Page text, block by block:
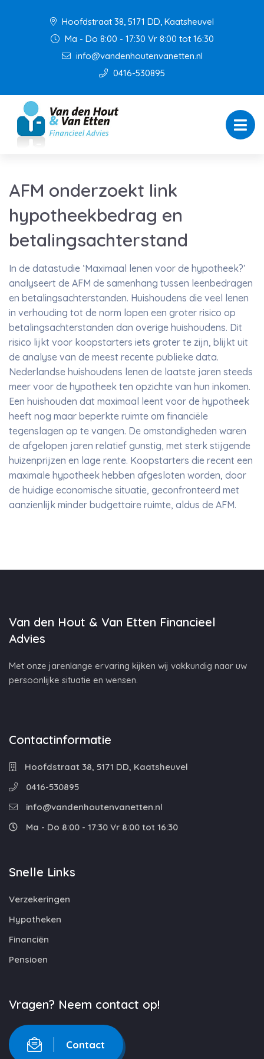
Hoofdstraat 38, 5171 DD, Kaatsheuvel
Ma - Do 8:00 - 17:30 Vr 8:00 tot 16:30
info@vandenhoutenvanetten.nl
0416-530895
AFM onderzoekt link
hypotheekbedrag en
betalingsachterstand
In de datastudie ‘Maximaal lenen voor de hypotheek?’
analyseert de AFM de samenhang tussen leenbedragen
en betalingsachterstanden. Huishoudens die veel lenen
in verhouding tot de norm lopen een groter risico op
betalingsachterstanden dan overige huishoudens. Dit
risico lijkt voor koopstarters iets groter te zijn, blijkt uit
de analyse van de meest recente publieke data.
Nederlandse huishoudens lenen de laatste jaren steeds
meer voor de hypotheek ten opzichte van hun inkomen.
Een huishouden dat maximaal leent voor de hypotheek
heeft nog maar beperkte ruimte om financiële
tegenslagen op te vangen. De omstandigheden waren
de afgelopen jaren relatief gunstig, met sterk stijgende
huizenprijzen en lage rente. Koopstarters die recent een
maximale hypotheek hebben afgesloten worden, door
de huidige economische situatie, geconfronteerd met
aanzienlijk minder budgettaire ruimte, aldus de AFM.
Van den Hout & Van Etten Financieel
Advies
Met onze jarenlange ervaring kijken wij vakkundig naar uw
persoonlijke situatie en wensen.
Contactinformatie
Hoofdstraat 38, 5171 DD, Kaatsheuvel
0416-530895
info@vandenhoutenvanetten.nl
Ma - Do 8:00 - 17:30 Vr 8:00 tot 16:30
Snelle Links
Verzekeringen
Hypotheken
Financiën
Pensioen
Vragen? Neem contact op!
Contact